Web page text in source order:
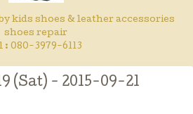
kids shoes & leather accessories
shoes repair
: 080-3979-6113
(Sat) - 2015-09-21